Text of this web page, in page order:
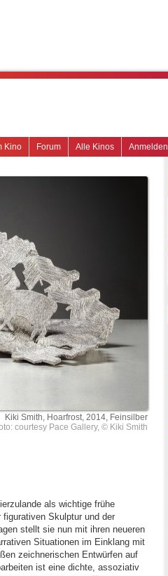
Anmelden
Alle Kinos
Forum
Kino
Kiki Smith, Hoarfrost, 2014, Feinsilber
courtesy Pace Gallery, © Kiki Smith
als wichtige frühe
Skulptur und der
stellt sie nun mit ihren neueren
Situationen im Einklang mit
zeichnerischen Entwürfen auf
ist eine dichte, assoziativ